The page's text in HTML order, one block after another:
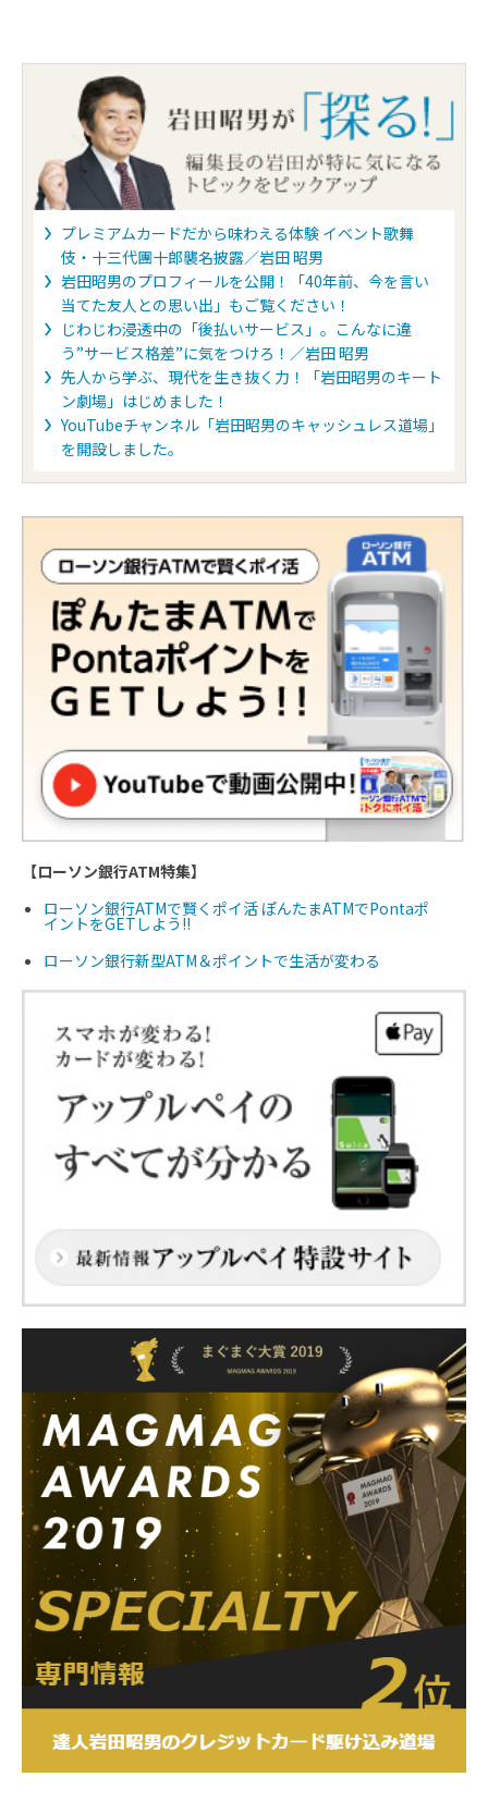
プレミアムカードだから味わえる体験 イベント歌舞
伎・十三代團十郎襲名披露／岩田 昭男
岩田昭男のプロフィールを公開！「40年前、今を言い
当てた友人との思い出」もご覧ください！
じわじわ浸透中の「後払いサービス」。こんなに違
う”サービス格差”に気をつけろ！／岩田 昭男
先人から学ぶ、現代を生き抜く力！「岩田昭男のキート
ン劇場」はじめました！
YouTubeチャンネル「岩田昭男のキャッシュレス道場」
を開設しました。
【ローソン銀行ATM特集】
ローソン銀行ATMで賢くポイ活 ぽんたまATMでPontaポ
イントをGETしよう!!
ローソン銀行新型ATM＆ポイントで生活が変わる